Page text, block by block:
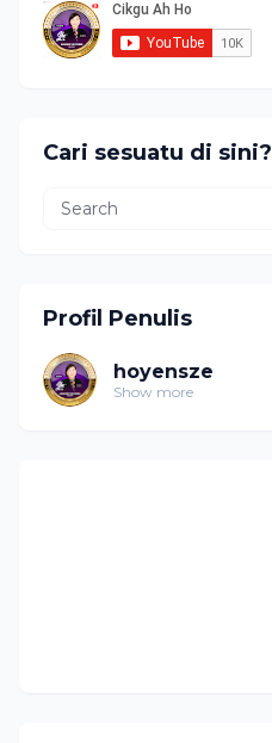
Cari sesuatu di sini?
Profil Penulis
hoyensze
Show more